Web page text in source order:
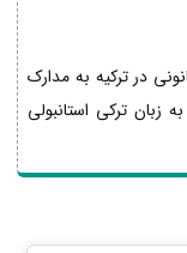
در ترکیه به مدارک
زبان ترکی استانبولی